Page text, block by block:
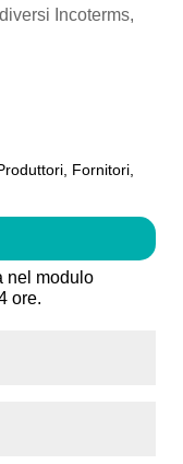
Incoterms,
Fornitori,
nel modulo
ore.